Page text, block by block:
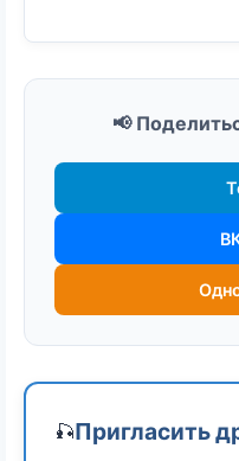
📢
🎣Пригласить